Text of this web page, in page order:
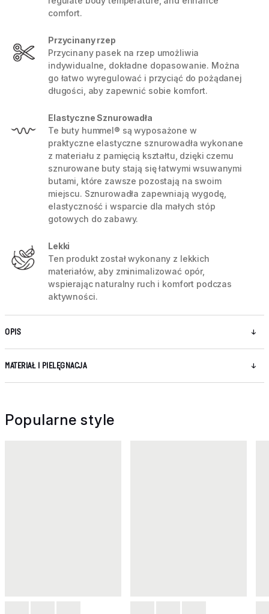
comfort.
Przycinany rzep
Przycinany pasek na rzep umożliwia
indywidualne, dokładne dopasowanie. Można
go łatwo wyregulować i przyciąć do pożądanej
długości, aby zapewnić sobie komfort.
Elastyczne Sznurowadła
Te buty hummel® są wyposażone w
praktyczne elastyczne sznurowadła wykonane
z materiału z pamięcią kształtu, dzięki czemu
sznurowane buty stają się łatwymi wsuwanymi
butami, które zawsze pozostają na swoim
miejscu. Sznurowadła zapewniają wygodę,
elastyczność i wsparcie dla małych stóp
gotowych do zabawy.
Lekki
Ten produkt został wykonany z lekkich
materiałów, aby zminimalizować opór,
wspierając naturalny ruch i komfort podczas
aktywności.
OPIS
MATERIAŁ I PIELĘGNACJA
Popularne style